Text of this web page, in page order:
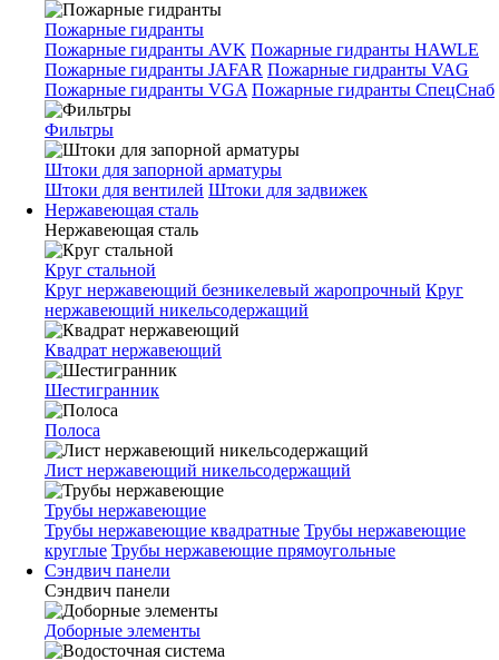
Пожарные гидранты
Пожарные гидранты AVK Пожарные гидранты HAWLE
Пожарные гидранты JAFAR Пожарные гидранты VAG
Пожарные гидранты VGA Пожарные гидранты СпецСнаб
Фильтры
Штоки для запорной арматуры
Штоки для вентилей Штоки для задвижек
Нержавеющая сталь
Нержавеющая сталь
Круг стальной
Круг нержавеющий безникелевый жаропрочный Круг
нержавеющий никельсодержащий
Квадрат нержавеющий
Шестигранник
Полоса
Лист нержавеющий никельсодержащий
Трубы нержавеющие
Трубы нержавеющие квадратные Трубы нержавеющие
круглые Трубы нержавеющие прямоугольные
Сэндвич панели
Сэндвич панели
Доборные элементы